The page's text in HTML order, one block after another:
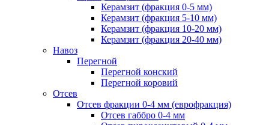
Керамзит (фракция 0-5 мм)
Керамзит (фракция 5-10 мм)
Керамзит (фракция 10-20 мм)
Керамзит (фракция 20-40 мм)
Навоз
Перегной
Перегной конский
Перегной коровий
Отсев
Отсев фракции 0-4 мм (еврофракция)
Отсев габбро 0-4 мм